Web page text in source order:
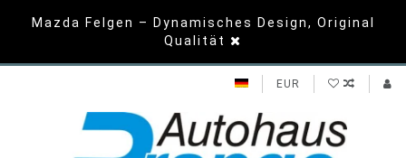
Mazda Felgen – Dynamisches Design, Original
Qualität
EUR